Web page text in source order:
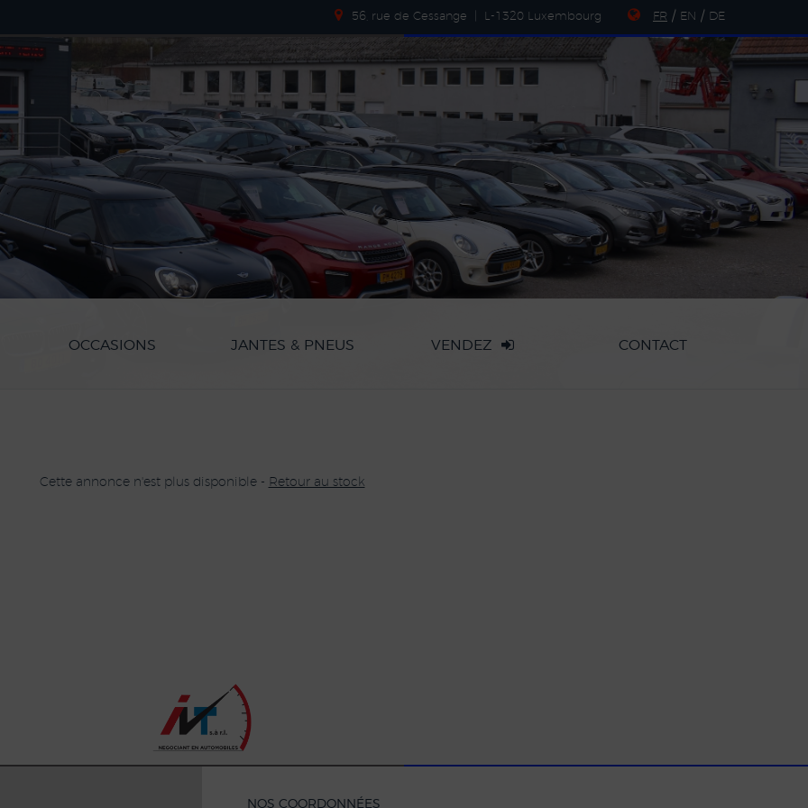
56, rue de Cessange L-1320 Luxembourg FR / EN / DE
OCCASIONS JANTES & PNEUS VENDEZ CONTACT
Cette annonce n'est plus disponible - Retour au stock
NOS COORDONNÉES